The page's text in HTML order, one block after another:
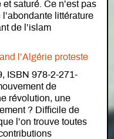
saturé. Ce n’est pas
littérature
de l’islam
l’Algérie proteste
ISBN 978-2-271-
de
révolution, une
? Difficile de
l’on trouve toutes